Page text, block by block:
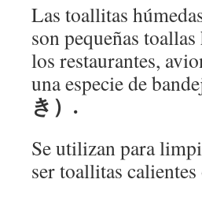
Las toallitas
son pequeñas
los restaurantes,
una especie de
き）.
Se utilizan para
ser toallitas